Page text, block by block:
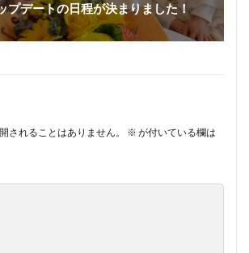
プデートの日程が決まりました！
されることはありません。 ※ が付いている欄は